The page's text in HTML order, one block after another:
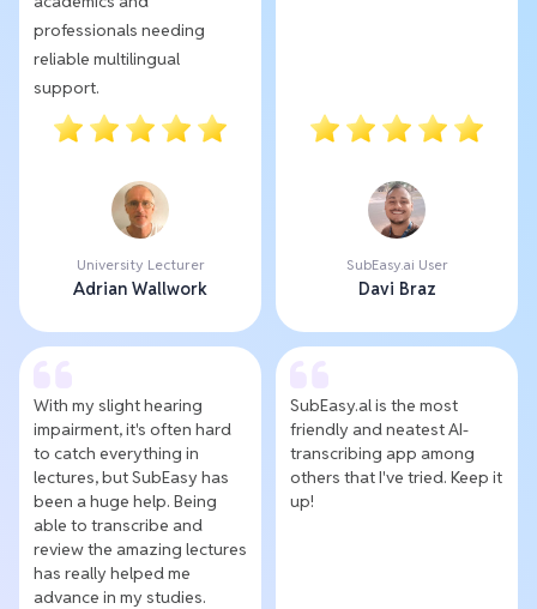
professionals needing
reliable multilingual
support.
University Lecturer
Adrian Wallwork
SubEasy.ai User
Davi Braz
With my slight hearing
impairment, it's often hard
to catch everything in
lectures, but SubEasy has
been a huge help. Being
able to transcribe and
review the amazing lectures
has really helped me
advance in my studies.
SubEasy.al is the most
friendly and neatest AI-
transcribing app among
others that I've tried. Keep it
up!